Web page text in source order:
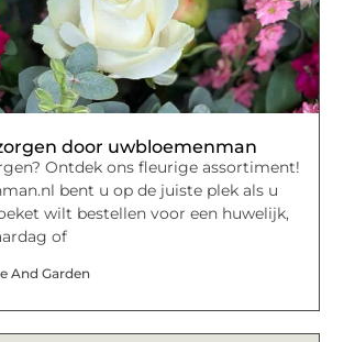
door uwbloemenman
Ontdek ons fleurige assortiment!
bent u op de juiste plek als u
wilt bestellen voor een huwelijk,
of
And Garden